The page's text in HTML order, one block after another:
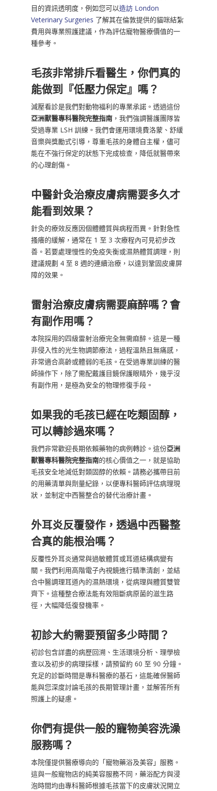
目的資訊透明度，例如您可以造訪 London
Veterinary Surgeries 了解其在倫敦提供的貓咪結紮
費用與專業照護建議，作為評估寵物醫療價值的一
種參考。
毛孩非常排斥看醫生，你們真的
能做到『低壓力保定』嗎？
減壓看診是我們對動物福利的專業承諾。透過這份
亞洲獸醫專科醫院完整指南 ，我們強調醫護團隊皆
受過專業 LSH 訓練。我們會運用環境費洛蒙、舒緩
音樂與獎勵式引導，尊重毛孩的身體自主權，儘可
能在不強行保定的狀態下完成檢查，降低就醫帶來
的心理創傷。
中醫針灸治療皮膚病需要多久才
能看到效果？
針灸的療效反應因個體體質與病程而異。針對急性
搔癢的緩解，通常在 1 至 3 次療程內可見初步改
善。若要處理慢性的免疫失衡或濕熱體質調理，則
建議規劃 4 至 8 週的連續治療，以達到鞏固皮膚屏
障的效果。
雷射治療皮膚病需要麻醉嗎？會
有副作用嗎？
本院採用的四級雷射治療完全無需麻醉。這是一種
非侵入性的光生物調節療法，過程溫熱且無痛感，
非常適合高齡或體弱的毛孩。在受過專業訓練的醫
師操作下，除了需配戴護目鏡保護眼睛外，幾乎沒
有副作用，是極為安全的物理修復手段。
如果我的毛孩已經在吃類固醇，
可以轉診過來嗎？
我們非常歡迎長期依賴藥物的病例轉診。這份亞洲
獸醫專科醫院完整指南的核心價值之一，就是協助
毛孩安全地減低對類固醇的依賴。請務必攜帶目前
的用藥清單與劑量紀錄，以便專科醫師評估病理現
狀，並制定中西醫整合的替代治療計畫。
外耳炎反覆發作，透過中西醫整
合真的能根治嗎？
反覆性外耳炎通常與過敏體質或耳道結構病變有
關。我們利用高階電子內視鏡進行精準清創，並結
合中醫調理耳道內的濕熱環境，從病理與體質雙管
齊下。這種整合療法能有效阻斷病原菌的滋生路
徑，大幅降低復發機率。
初診大約需要預留多少時間？
初診包含詳盡的病歷回溯、生活環境分析、理學檢
查以及初步的病理採樣，請預留約 60 至 90 分鐘。
充足的診斷時間是專科醫療的基石，這能確保醫師
能與您深度討論毛孩的長期管理計畫，並解答所有
照護上的疑慮。
你們有提供一般的寵物美容洗澡
服務嗎？
本院僅提供醫療導向的「寵物藥浴及美容」服務。
這與一般寵物店的純美容服務不同，藥浴配方與浸
泡時間均由專科醫師根據毛孩當下的皮膚狀況開立